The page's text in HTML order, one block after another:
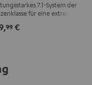
7.1-System der
für eine extrem
in Räumen bis
99 €